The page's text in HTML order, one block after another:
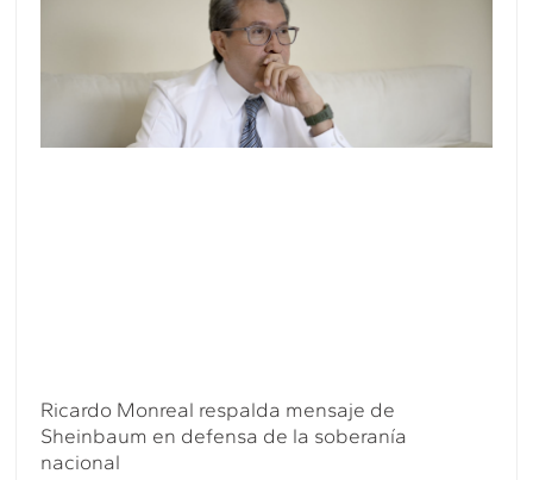
Ricardo Monreal respalda mensaje de
Sheinbaum en defensa de la soberanía
nacional